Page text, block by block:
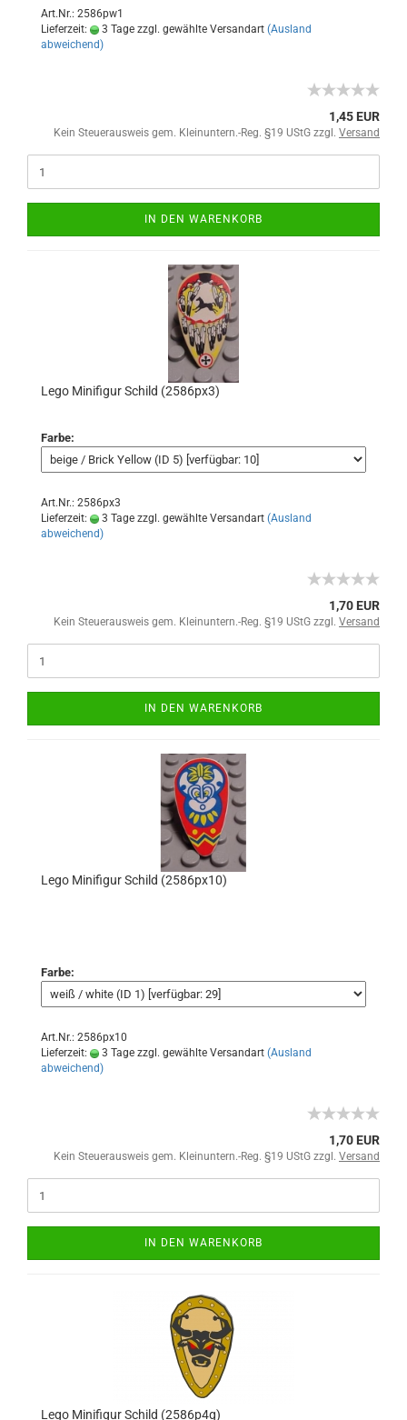
Art.Nr.: 2586pw1
Lieferzeit:
3 Tage zzgl. gewählte Versandart (Ausland
abweichend)
1,45 EUR
Kein Steuerausweis gem. Kleinuntern.-Reg. §19 UStG zzgl. Versand
IN DEN WARENKORB
Lego Minifigur Schild (2586px3)
Farbe:
Art.Nr.: 2586px3
Lieferzeit:
3 Tage zzgl. gewählte Versandart (Ausland
abweichend)
1,70 EUR
Kein Steuerausweis gem. Kleinuntern.-Reg. §19 UStG zzgl. Versand
IN DEN WARENKORB
Lego Minifigur Schild (2586px10)
Farbe:
Art.Nr.: 2586px10
Lieferzeit:
3 Tage zzgl. gewählte Versandart (Ausland
abweichend)
1,70 EUR
Kein Steuerausweis gem. Kleinuntern.-Reg. §19 UStG zzgl. Versand
IN DEN WARENKORB
Lego Minifigur Schild (2586p4g)